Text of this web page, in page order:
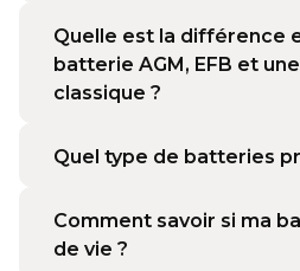
Quelle est la différence
batterie AGM, EFB et
classique ?
Quel type de batteries
Comment savoir si ma
de vie ?